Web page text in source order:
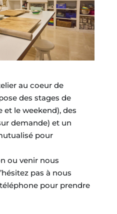
au coeur de
des stages de
et le weekend), des
demande) et un
pour
ou venir nous
pas à nous
pour prendre